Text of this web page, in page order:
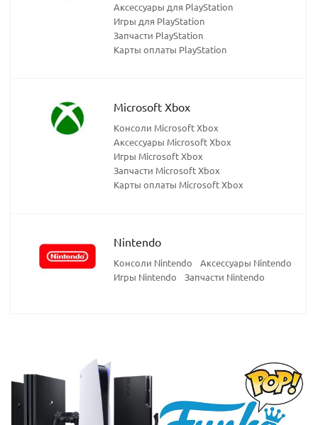
Аксессуары для PlayStation
Игры для PlayStation
Запчасти PlayStation
Карты оплаты PlayStation
Microsoft Xbox
Консоли Microsoft Xbox
Аксессуары Microsoft Xbox
Игры Microsoft Xbox
Запчасти Microsoft Xbox
Карты оплаты Microsoft Xbox
Nintendo
Консоли Nintendo
Аксессуары Nintendo
Игры Nintendo
Запчасти Nintendo